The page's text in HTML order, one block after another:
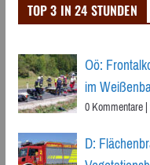
TOP 3 IN 24 STUNDEN
Oö:
im
0 Kommentare|
D: